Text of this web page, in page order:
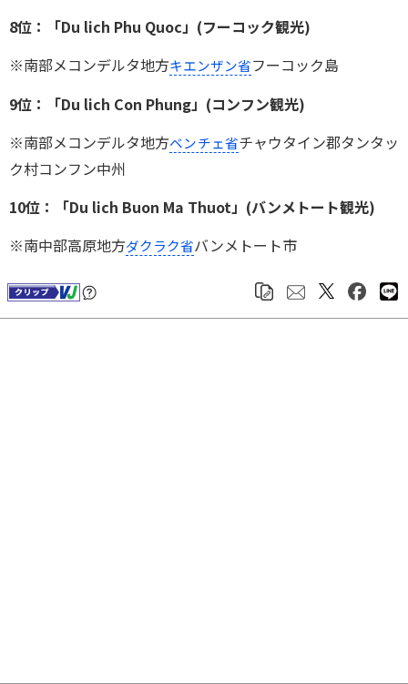
8位：「Du lich Phu Quoc」(フーコック観光)
※南部メコンデルタ地方キエンザン省フーコック島
9位：「Du lich Con Phung」(コンフン観光)
※南部メコンデルタ地方ベンチェ省チャウタイン郡タンタッ
ク村コンフン中州
10位：「Du lich Buon Ma Thuot」(バンメトート観光)
※南中部高原地方ダクラク省バンメトート市